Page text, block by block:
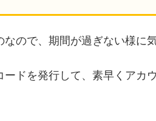
ので、期間が過ぎない様に
ドを発行して、素早くアカ